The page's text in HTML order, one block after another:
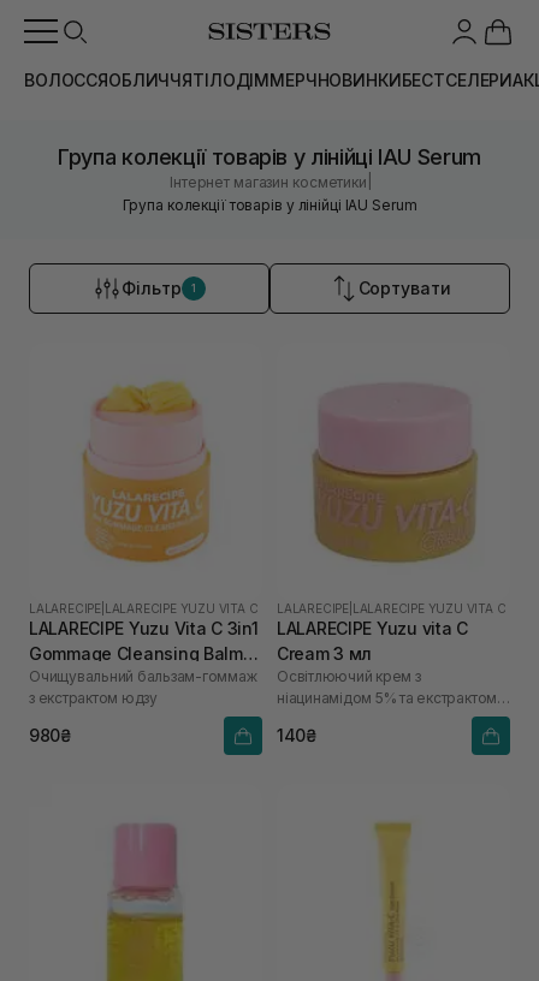
ВОЛОССЯОБЛИЧЧЯТІЛОДІММЕРЧНОВИНКИБЕСТСЕЛЕРИ
Група колекції товарів у лінійці IAU Serum
Інтернет магазин косметики
Група колекції товарів у лінійці IAU Serum
Фільтр 1 Сортувати
LALARECIPE LALARECIPE YUZU VITA C
LALARECIPE Yuzu Vita C 3in1
Gommage Cleansing Balm
50 мл
Очищувальний бальзам-гоммаж
з екстрактом юдзу
980₴
LALARECIPE LALARECIPE YUZU VITA C
LALARECIPE Yuzu vita C
Cream 3 мл
Освітлюючий крем з
ніацинамідом 5% та екстрактом
140₴